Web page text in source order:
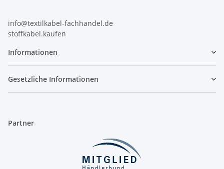
info@textilkabel-fachhandel.de
stoffkabel.kaufen
Informationen
Gesetzliche Informationen
Partner